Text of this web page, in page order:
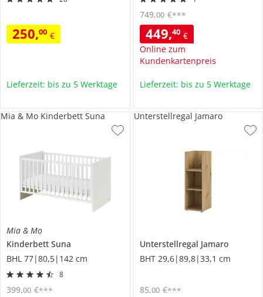
250,00 €
Lieferzeit: bis zu 5 Werktage
449,40 €
Online zum
Kundenkartenpreis
749,00 €***
Lieferzeit: bis zu 5 Werktage
Mia & Mo
Kinderbett Suna
BHL 77|80,5|142 cm
8
399,00 €***
Mia & Mo Kinderbett Suna
Unterstellregal Jamaro
BHT 29,6|89,8|33,1 cm
85,00 €***
Unterstellregal Jamaro